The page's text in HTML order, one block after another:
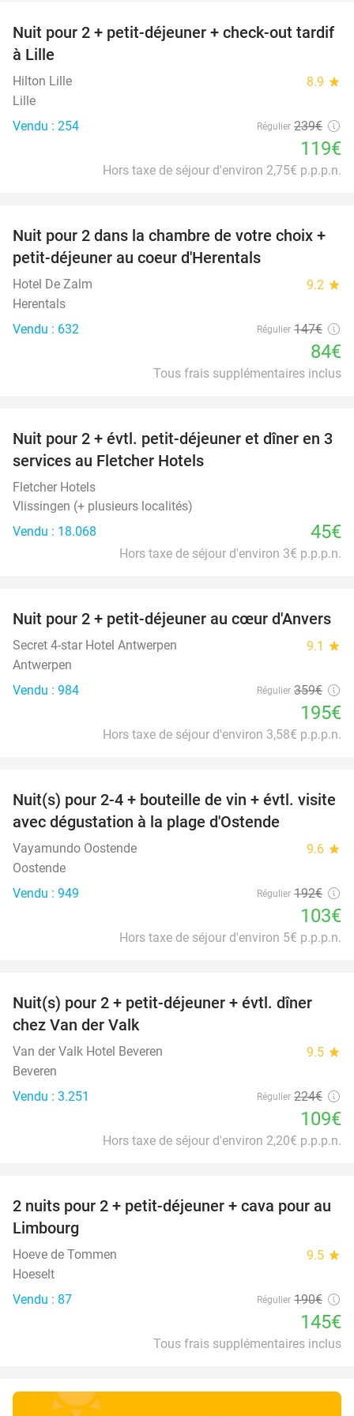
50%
Nuit pour 2 + petit-déjeuner + check-out tardif
à Lille
Hilton Lille 8.9 star
Lille
Vendu : 254
Régulier 239€
119€
Hors taxe de séjour d'environ 2,75€ p.p.p.n.
43%
Nuit pour 2 dans la chambre de votre choix +
petit-déjeuner au coeur d'Herentals
Hotel De Zalm 9.2 star
Herentals
Vendu : 632
Régulier 147€
84€
Tous frais supplémentaires inclus
Nuit pour 2 + évtl. petit-déjeuner et dîner en 3
services au Fletcher Hotels
Fletcher Hotels
Vlissingen (+ plusieurs localités)
Vendu : 18.068
45€
Hors taxe de séjour d'environ 3€ p.p.p.n.
46%
Nuit pour 2 + petit-déjeuner au cœur d'Anvers
Secret 4-star Hotel Antwerpen 9.1 star
Antwerpen
Vendu : 984
Régulier 359€
195€
Hors taxe de séjour d'environ 3,58€ p.p.p.n.
46%
Nuit(s) pour 2-4 + bouteille de vin + évtl. visite
avec dégustation à la plage d'Ostende
Vayamundo Oostende 9.6 star
Oostende
Vendu : 949
Régulier 192€
103€
Hors taxe de séjour d'environ 5€ p.p.p.n.
51%
Nuit(s) pour 2 + petit-déjeuner + évtl. dîner
chez Van der Valk
Van der Valk Hotel Beveren 9.5 star
Beveren
Vendu : 3.251
Régulier 224€
109€
Hors taxe de séjour d'environ 2,20€ p.p.p.n.
24%
2 nuits pour 2 + petit-déjeuner + cava pour au
Limbourg
Hoeve de Tommen 9.5 star
Hoeselt
Vendu : 87
Régulier 190€
145€
Tous frais supplémentaires inclus